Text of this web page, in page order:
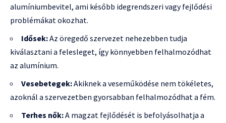
alumíniumbevitel, ami később idegrendszeri vagy fejlődési
problémákat okozhat.
Idősek:Az öregedő szervezet nehezebben tudja
kiválasztani a felesleget, így könnyebben felhalmozódhat
az alumínium.
Vesebetegek:Akiknek a veseműködése nem tökéletes,
azoknál a szervezetben gyorsabban felhalmozódhat a fém.
Terhes nők:A magzat fejlődését is befolyásolhatja a